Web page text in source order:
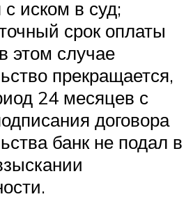
иском в суд;
срок оплаты
этом случае
прекращается,
24 месяцев с
договора
банк не подал в